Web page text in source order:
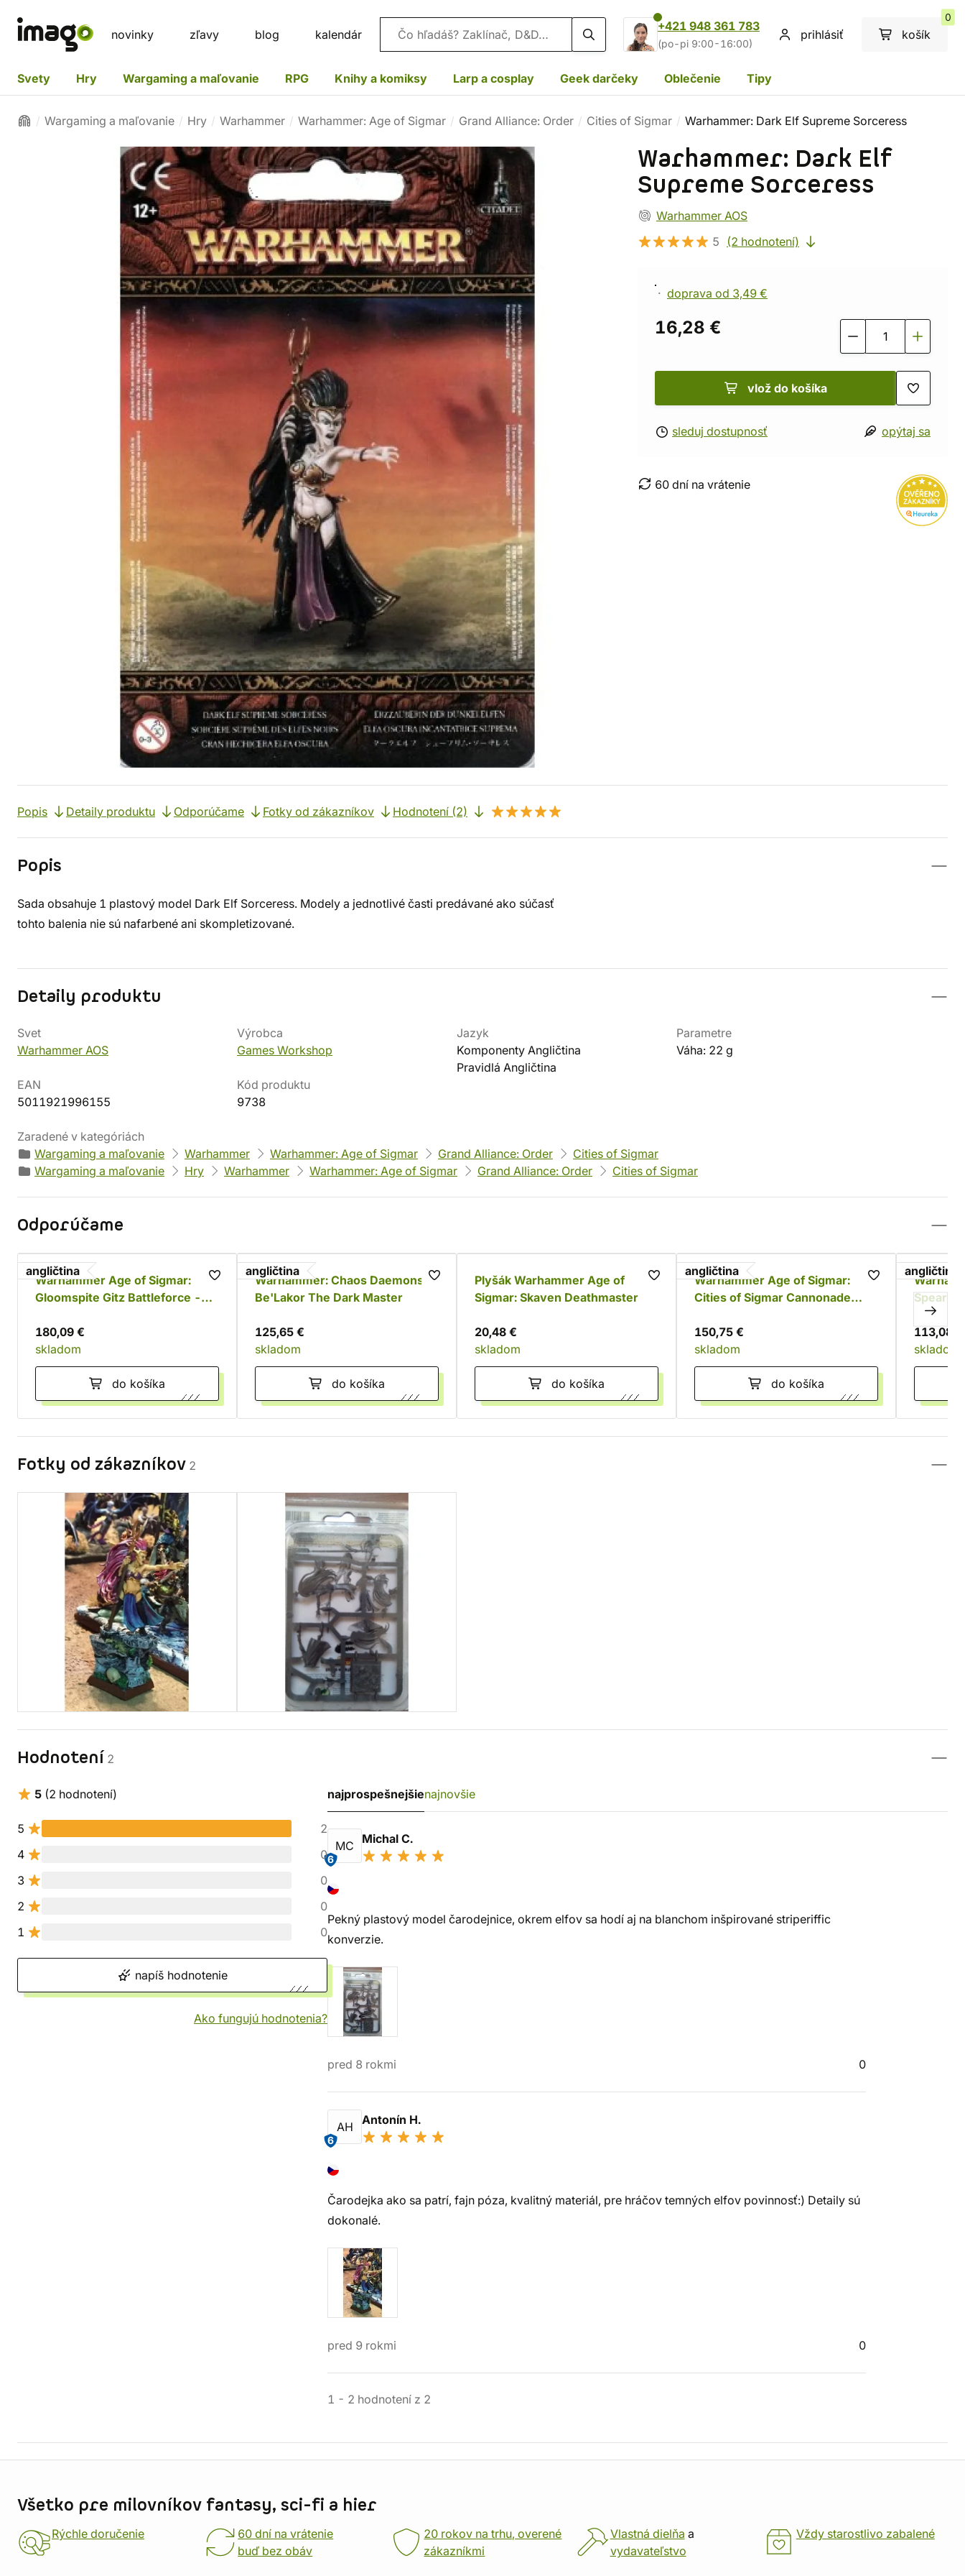
novinky zľavy blog kalendár Vyhľadávanie
+421 948 361 783
(po-pi 9:00-16:00)
prihlásiť košík
0
Svety Hry Wargaming a maľovanie RPG Knihy a komiksy Larp a cosplay Geek darčeky Oblečenie Tipy
Wargaming a maľovanie Hry Warhammer Warhammer: Age of Sigmar Grand Alliance: Order Cities of Sigmar Warhammer: Dark Elf Supreme Sorceress
Warhammer: Dark Elf
Supreme Sorceress
Warhammer AOS
5
(2 hodnotení)
doprava od 3,49 €
16,28 €
vlož do košíka
sleduj dostupnosť opýtaj sa
60 dní na vrátenie
Popis Detaily produktu Odporúčame Fotky od zákazníkov Hodnotení (2)
Popis
Sada obsahuje 1 plastový model Dark Elf Sorceress. Modely a jednotlivé časti predávané ako súčasť
tohto balenia nie sú nafarbené ani skompletizované.
Detaily produktu
Svet
Warhammer AOS
Výrobca
Games Workshop
Jazyk
Komponenty Angličtina
Pravidlá Angličtina
Parametre
Váha: 22 g
EAN
5011921996155
Kód produktu
9738
Zaradené v kategóriách
Wargaming a maľovanie
Warhammer Warhammer: Age of Sigmar Grand Alliance: Order
Cities of Sigmar
Wargaming a maľovanie
Hry Warhammer Warhammer: Age of Sigmar Grand Alliance: Order Cities of Sigmar
Odporúčame
angličtina
Warhammer Age of Sigmar:
Gloomspite Gitz Battleforce -
180,09 €
skladom
do košíka
angličtina
Warhammer: Chaos Daemons
Be'Lakor The Dark Master
125,65 €
skladom
do košíka
Plyšák Warhammer Age of
Sigmar: Skaven Deathmaster
20,48 €
skladom
do košíka
angličtina
Warhammer Age of Sigmar:
Cities of Sigmar Cannonade
150,75 €
skladom
do košíka
angličtina
113,08 €
skladom
Fotky od zákazníkov 2
Hodnotení 2
5 (2 hodnotení)
5
2
4
0
3
0
2
0
1
0
napíš hodnotenie
Ako fungujú hodnotenia?
najprospešnejšienajnovšie
MC
6
Michal C.
Pekný plastový model čarodejnice, okrem elfov sa hodí aj na blanchom inšpirované striperiffic
konverzie.
pred 8 rokmi 0
AH
6
Antonín H.
Čarodejka ako sa patrí, fajn póza, kvalitný materiál, pre hráčov temných elfov povinnosť:) Detaily sú
dokonalé.
pred 9 rokmi 0
1 - 2 hodnotení z 2
Všetko pre milovníkov fantasy, sci-fi a hier
Rýchle doručenie
60 dní na vrátenie
buď bez obáv
20 rokov na trhu, overené
zákazníkmi
Vlastná dielňa a
vydavateľstvo
Vždy starostlivo zabalené